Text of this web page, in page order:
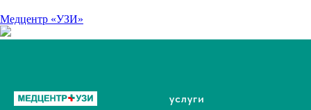
Медцентр «УЗИ»
услуги